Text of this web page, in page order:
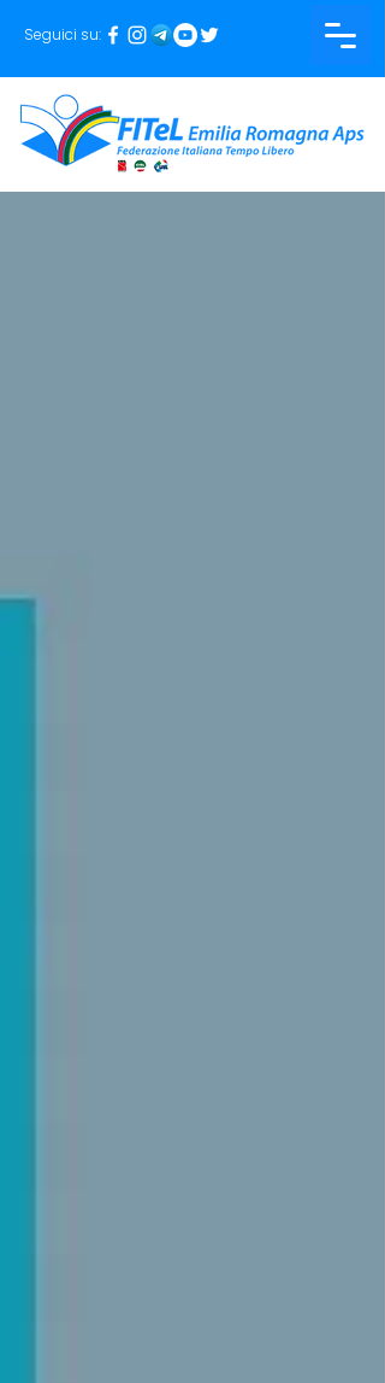
Seguici su: